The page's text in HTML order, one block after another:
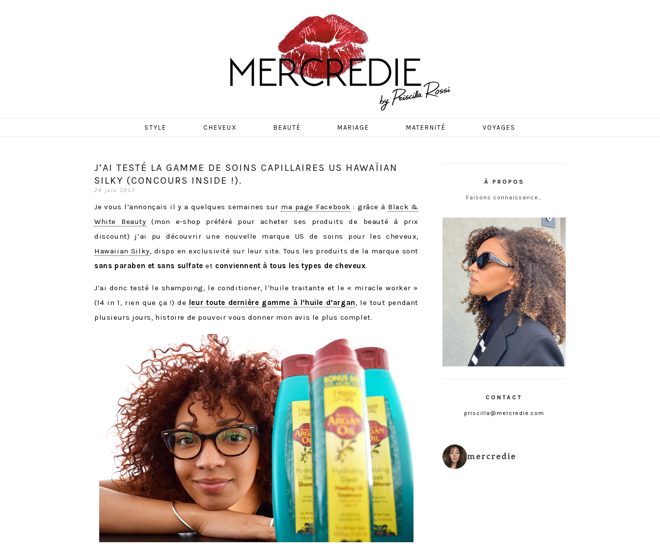
MERCREDIE
STYLE CHEVEUX BEAUTÉ MARIAGE MATERNITÉ VOYAGES
J’AI TESTÉ LA GAMME DE SOINS CAPILLAIRES US HAWAÏIAN
SILKY (CONCOURS INSIDE !).
24 juin 2013
Je vous l’annonçais il y a quelques semaines sur ma page Facebook : grâce à Black &
White Beauty (mon e-shop préféré pour acheter ses produits de beauté à prix
discount) j’ai pu découvrir une nouvelle marque US de soins pour les cheveux,
Hawaiian Silky, dispo en exclusivité sur leur site. Tous les produits de la marque sont
sans paraben et sans sulfate et conviennent à tous les types de cheveux.
J’ai donc testé le shampoing, le conditioner, l’huile traitante et le « miracle worker »
(14 in 1, rien que ça !) de leur toute dernière gamme à l’huile d’argan, le tout pendant
plusieurs jours, histoire de pouvoir vous donner mon avis le plus complet.
À PROPOS
Faisons connaissance…
CONTACT
priscilla@mercredie.com
mercredie